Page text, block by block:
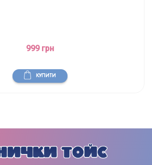
999 грн
КУПИТИ